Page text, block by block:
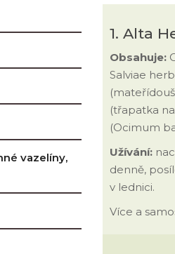
vazelíny,
1. Alta
Obsahuje:
Salviae
(třapatka
(Ocimum
Užívání:
denně,
v lednici.
Více a